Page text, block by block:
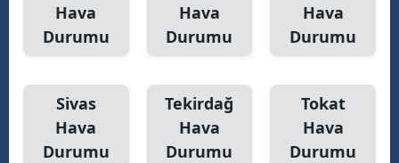
Hava
Durumu
Hava
Durumu
Hava
Durumu
Sivas
Hava
Durumu
Tekirdağ
Hava
Durumu
Tokat
Hava
Durumu